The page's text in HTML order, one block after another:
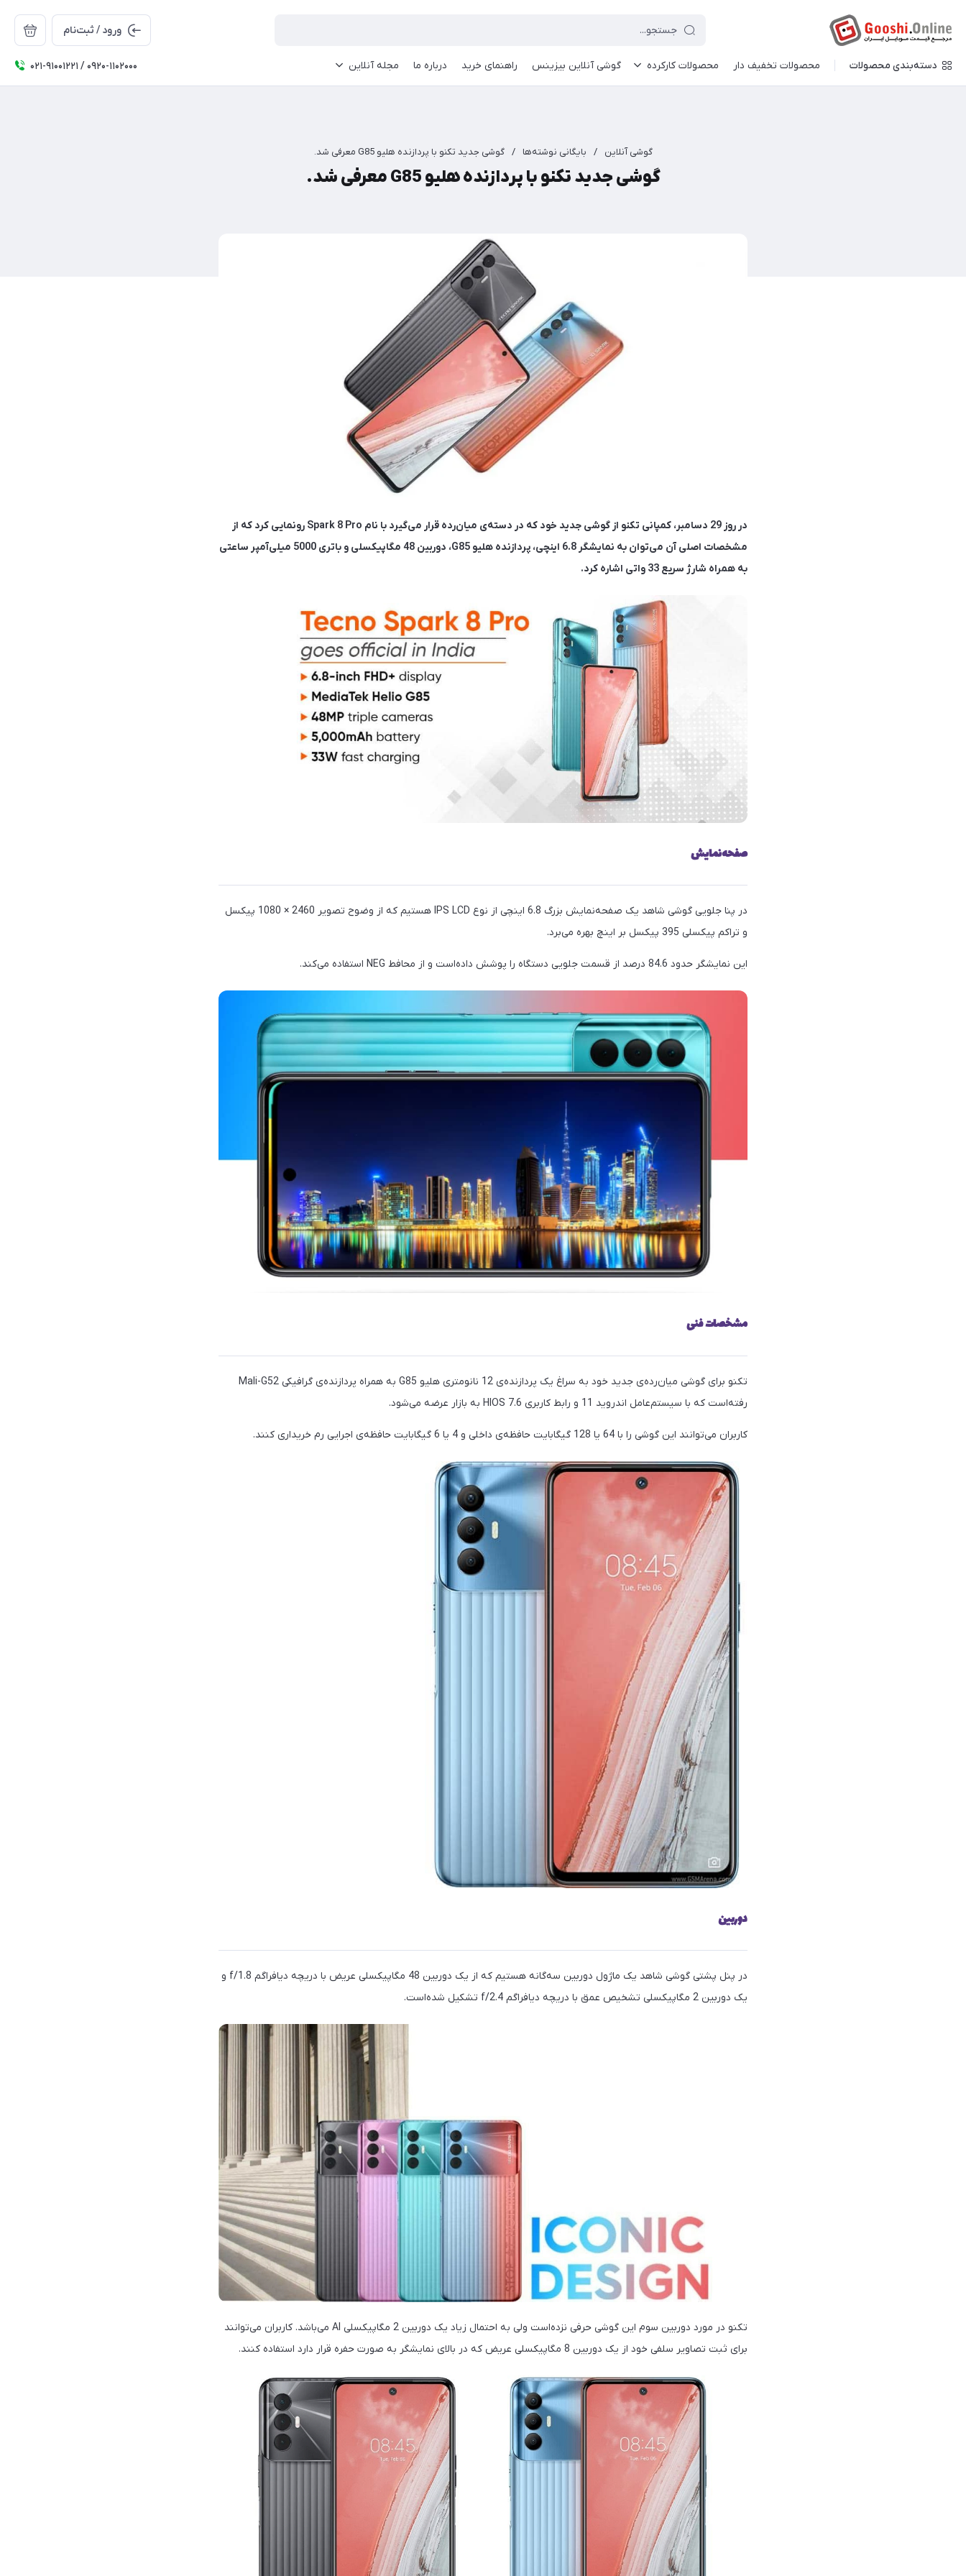
ورود / ثبت‌نام
دسته‌بندی محصولات محصولات تخفیف دار محصولات کارکرده گوشی آنلاین بیزینس راهنمای خرید درباره ما مجله آنلاین ۰۲۱-91001221 / 0920-1102000
گوشی آنلاین / بایگانی نوشته‌ها / گوشی جدید تکنو با پردازنده هلیو G85 معرفی شد.
گوشی جدید تکنو با پردازنده هلیو G85 معرفی شد.
در روز 29 دسامبر، کمپانی تکنو از گوشی جدید خود که در دسته‌ی میان‌رده قرار می‌گیرد با نام Spark 8 Pro رونمایی کرد که از
مشخصات اصلی آن می‌توان به نمایشگر 6.8 اینچی، پردازنده هلیو G85، دوربین 48 مگاپیکسلی و باتری 5000 میلی‌آمپر ساعتی
به همراه شارژ سریع 33 واتی اشاره کرد.
صفحه‌نمایش
در پنا جلویی گوشی شاهد یک صفحه‌نمایش بزرگ 6.8 اینچی از نوع IPS LCD هستیم که از وضوح تصویر 2460 × 1080 پیکسل
و تراکم پیکسلی 395 پیکسل بر اینچ بهره می‌برد.
این نمایشگر حدود 84.6 درصد از قسمت جلویی دستگاه را پوشش داده‌است و از محافط NEG استفاده می‌کند.
مشخصات فنی
تکنو برای گوشی میان‌رده‌ی جدید خود به سراغ یک پردازنده‌ی 12 نانومتری هلیو G85 به همراه پردازنده‌ی گرافیکی Mali-G52
رفته‌است که با سیستم‌عامل اندروید 11 و رابط کاربری HIOS 7.6 به بازار عرضه می‌شود.
کاربران می‌توانند این گوشی را با 64 یا 128 گیگابایت حافظه‌ی داخلی و 4 یا 6 گیگابایت حافظه‌ی اجرایی رم خریداری کنند.
دوربین
در پنل پشتی گوشی شاهد یک ماژول دوربین سه‌گانه هستیم که از یک دوربین 48 مگاپیکسلی عریض با دریچه دیافراگم f/1.8 و
یک دوربین 2 مگاپیکسلی تشخیص عمق با دریچه دیافراگم f/2.4 تشکیل شده‌است.
تکنو در مورد دوربین سوم این گوشی حرفی نزده‌است ولی به احتمال زیاد یک دوربین 2 مگاپیکسلی AI می‌باشد. کاربران می‌توانند
برای ثبت تصاویر سلفی خود از یک دوربین 8 مگاپیکسلی عریض که در بالای نمایشگر به صورت حفره قرار دارد استفاده کنند.